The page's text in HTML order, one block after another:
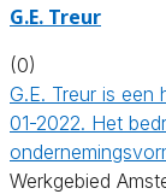
G.E. Treur
(0)
G.E. Treur is
01-2022. Het
Werkgebied